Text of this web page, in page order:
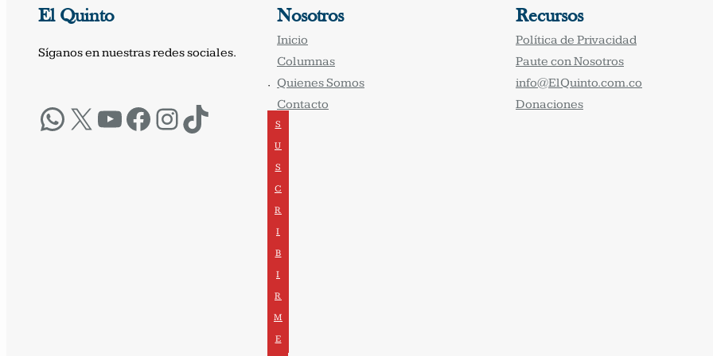
El Quinto
Síganos en nuestras redes sociales.
WhatsApp X YouTube Facebook InstagramTikTok
·
S
U
S
C
R
I
B
I
R
M
E
Nosotros
Inicio
Columnas
Quienes Somos
Contacto
Recursos
Política de Privacidad
Paute con Nosotros
info@ElQuinto.com.co
Donaciones